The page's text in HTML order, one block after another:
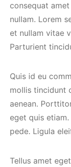
consequat
nullam. Lorem
et nullam vitae
Parturient
Quis id eu
mollis tincidunt
aenean.
eget quis
pede. Ligula
Tellus amet